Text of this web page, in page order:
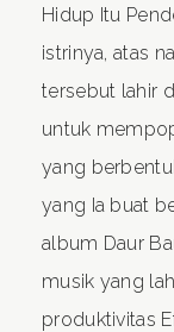
Hidup Itu
istrinya, atas
tersebut lahir
untuk
yang
yang Ia buat
album Daur
musik yang
produktivitas